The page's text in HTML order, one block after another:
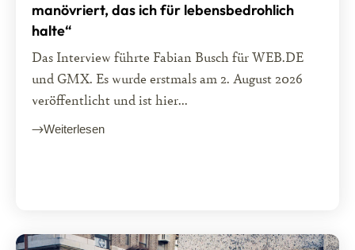
manövriert, das ich für lebensbedrohlich
halte“
Das Interview führte Fabian Busch für WEB.DE
und GMX. Es wurde erstmals am 2. August 2026
veröffentlicht und ist hier...
Weiterlesen